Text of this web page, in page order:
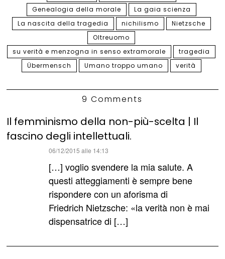
Genealogia della morale
La gaia scienza
La nascita della tragedia
nichilismo
Nietzsche
Oltreuomo
su verità e menzogna in senso extramorale
tragedia
Übermensch
Umano troppo umano verità
9 Comments
Il femminismo della non-più-scelta | Il
fascino degli intellettuali.
06/12/2015 alle 14:13
[…] voglio svendere la mia salute. A
questi atteggiamenti è sempre bene
rispondere con un aforisma di
Friedrich Nietzsche: «la verità non è mai
dispensatrice di […]